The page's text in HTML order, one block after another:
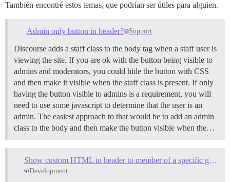
También encontré estos temas, que podrían ser útiles para alguien.
Admin only button in header? Support
Discourse adds a staff class to the body tag when a staff user is
viewing the site. If you are ok with the button being visible to
admins and moderators, you could hide the button with CSS
and then make it visible when the staff class is present. If only
having the button visible to admins is a requirement, you will
need to use some javascript to determine that the user is an
admin. The easiest approach to that would be to add an admin
class to the body and then make the button visible when the…
Show custom HTML in header to member of a specific group
Development